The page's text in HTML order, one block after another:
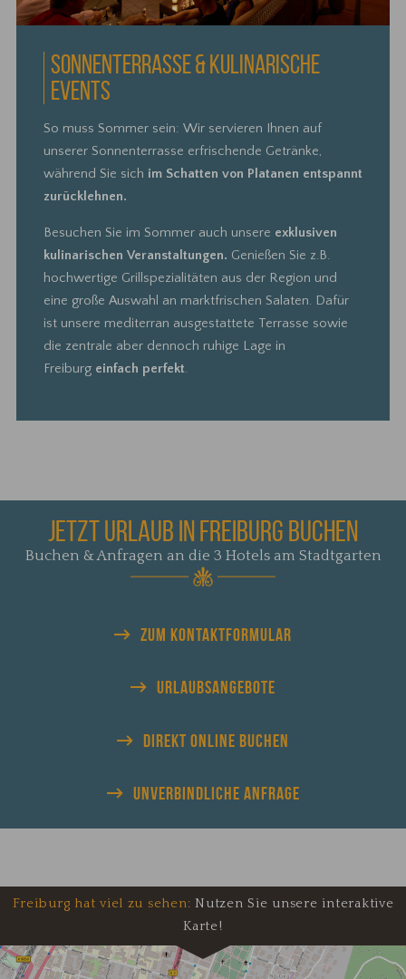
SONNENTERRASSE & KULINARISCHE
EVENTS
So muss Sommer sein: Wir servieren Ihnen auf
unserer Sonnenterrasse erfrischende Getränke,
während Sie sich im Schatten von Platanen entspannt
zurücklehnen.
Besuchen Sie im Sommer auch unsere exklusiven
kulinarischen Veranstaltungen. Genießen Sie z.B.
hochwertige Grillspezialitäten aus der Region und
eine große Auswahl an marktfrischen Salaten. Dafür
ist unsere mediterran ausgestattete Terrasse sowie
die zentrale aber dennoch ruhige Lage in
Freiburg einfach perfekt.
JETZT URLAUB IN FREIBURG BUCHEN
Buchen & Anfragen an die 3 Hotels am Stadtgarten
ZUM KONTAKTFORMULAR
URLAUBSANGEBOTE
DIREKT ONLINE BUCHEN
UNVERBINDLICHE ANFRAGE
Freiburg hat viel zu sehen: Nutzen Sie unsere interaktive
Karte!